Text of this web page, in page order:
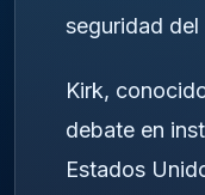
seguridad del
Kirk,
debate en
Estados